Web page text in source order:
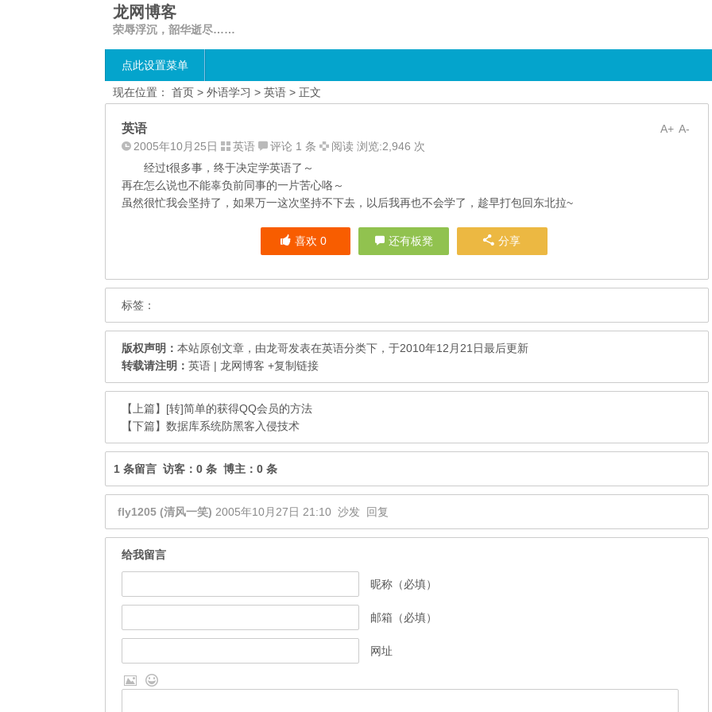
龙网博客
荣辱浮沉，韶华逝尽……
点此设置菜单
现在位置： 首页 > 外语学习 > 英语 > 正文
A-
A+
英语
2005年10月25日 英语 评论 1 条
阅读 浏览:2,946 次
经过t很多事，终于决定学英语了～
再在怎么说也不能辜负前同事的一片苦心咯～
虽然很忙我会坚持了，如果万一这次坚持不下去，以后我再也不会学了，趁早打包回东北拉~
喜欢0 还有板凳 分享
标签：
版权声明： 本站原创文章，由龙哥发表在英语分类下，于2010年12月21日最后更新
转载请注明： 英语 | 龙网博客 +复制链接
【上篇】 [转]简单的获得QQ会员的方法
【下篇】 数据库系统防黑客入侵技术
1 条留言 访客：0 条 博主：0 条
fly1205 (清风一笑) 2005年10月27日 21:10 沙发 回复
给我留言
昵称（必填）
邮箱（必填）
网址